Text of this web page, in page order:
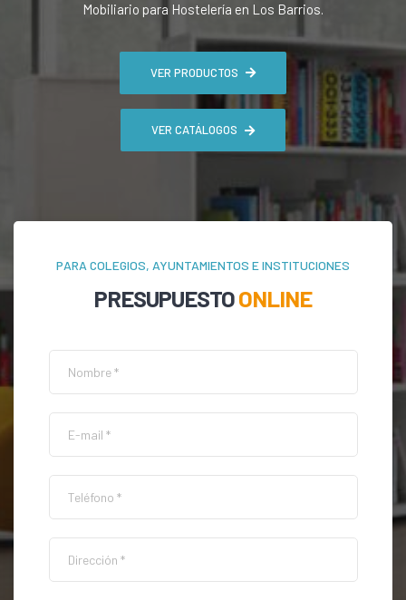
Mobiliario para Hostelería en Los Barrios.
VER PRODUCTOS
VER CATÁLOGOS
PARA COLEGIOS, AYUNTAMIENTOS E INSTITUCIONES
PRESUPUESTOONLINE